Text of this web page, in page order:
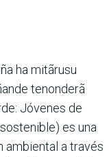
ha mitãrusu
tenonderã
Jóvenes de
es una
ambiental a través